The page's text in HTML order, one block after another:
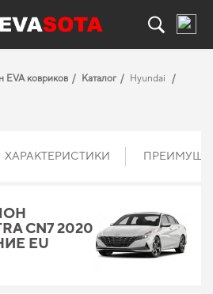
EVA ковриков Каталог
Hyundai
ХАРАКТЕРИСТИКИ
CN7 2020
EU